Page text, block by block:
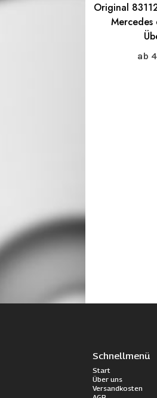
Original
ab
Schnellmenü
Start
Über uns
Versandkosten